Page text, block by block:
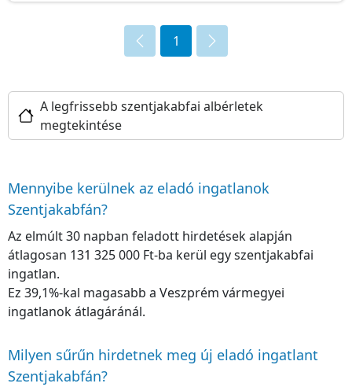
1
A legfrissebb szentjakabfai albérletek
megtekintése
Mennyibe kerülnek az eladó ingatlanok
Szentjakabfán?
Az elmúlt 30 napban feladott hirdetések alapján
átlagosan 131 325 000 Ft-ba kerül egy szentjakabfai
ingatlan.
Ez 39,1%-kal magasabb a Veszprém vármegyei
ingatlanok átlagáránál.
Milyen sűrűn hirdetnek meg új eladó ingatlant
Szentjakabfán?